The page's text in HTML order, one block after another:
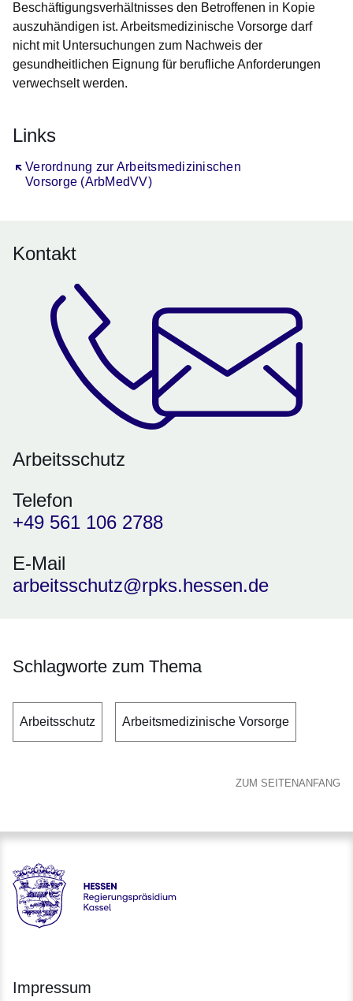
Beschäftigungsverhältnisses den Betroffenen in Kopie
auszuhändigen ist. Arbeitsmedizinische Vorsorge darf
nicht mit Untersuchungen zum Nachweis der
gesundheitlichen Eignung für berufliche Anforderungen
verwechselt werden.
Links
Verordnung zur Arbeitsmedizinischen
Vorsorge (ArbMedVV)
Öffnet sich in einem neuen Fenster
Kontakt
Arbeitsschutz
Telefon
+49 561 106 2788
E-Mail
arbeitsschutz@rpks.hessen.de
Schlagworte zum Thema
Arbeitsschutz Arbeitsmedizinische Vorsorge
ZUM SEITENANFANG
Hessen - Regierungspräsidium Kassel
Impressum